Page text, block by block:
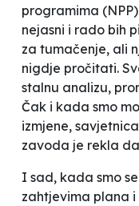
programima
nejasni i rado bih
za tumačenje, ali
nigdje pročitati.
stalnu analizu,
Čak i kada smo
izmjene,
zavoda je rekla
I sad, kada smo
zahtjevima plana